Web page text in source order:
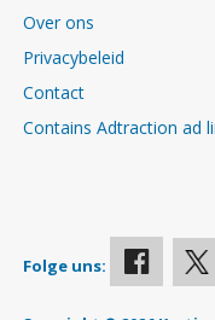
Over ons
Privacybeleid
Contact
Contains Adtraction ad
Folge uns: